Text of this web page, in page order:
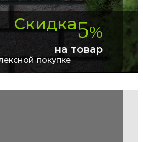
Скидка5%
на товар
покупке